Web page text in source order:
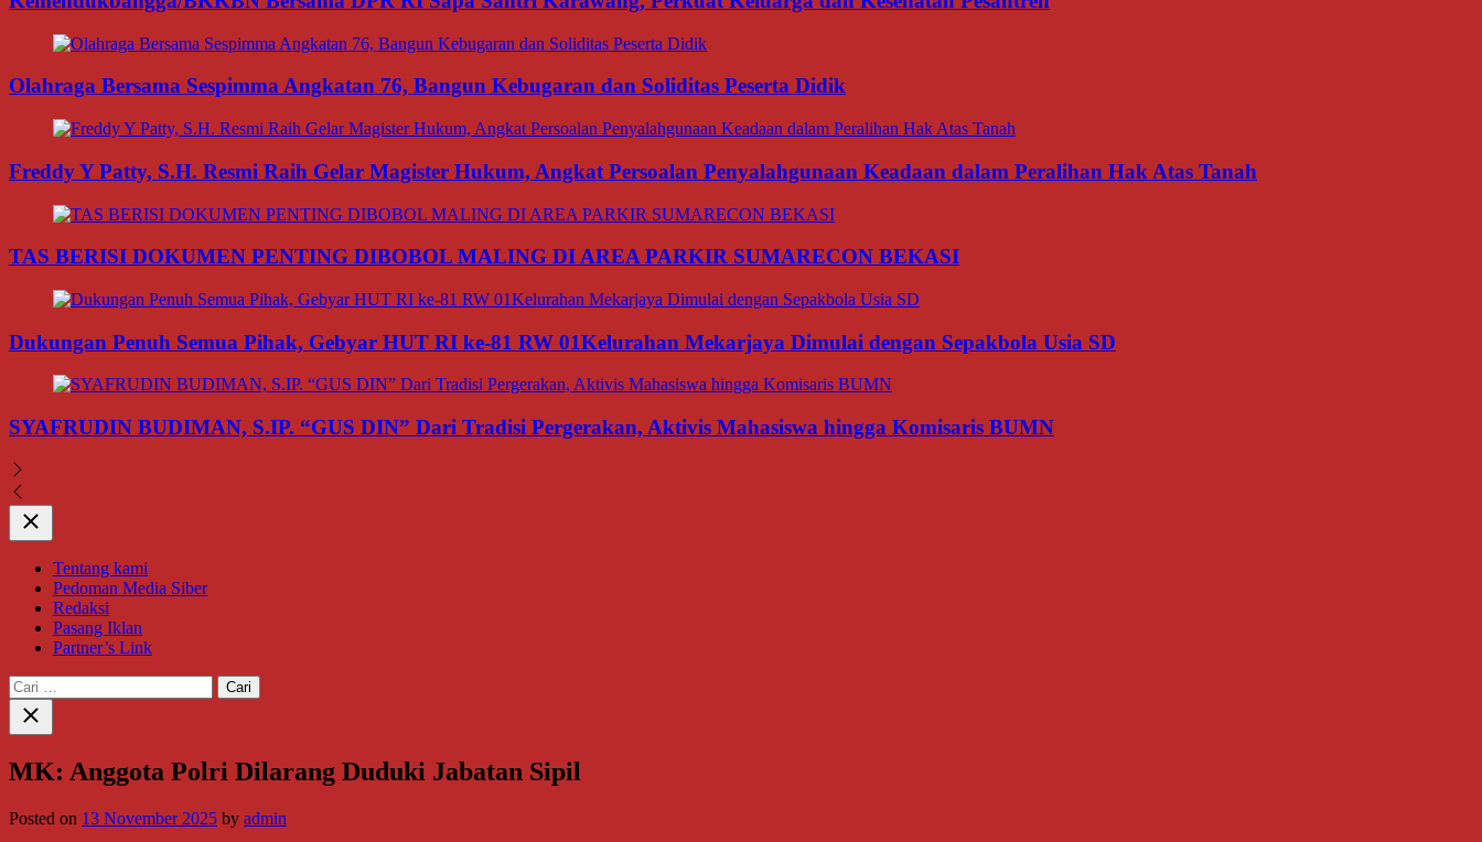
Olahraga Bersama Sespimma Angkatan 76, Bangun Kebugaran dan Soliditas Peserta Didik
Freddy Y Patty, S.H. Resmi Raih Gelar Magister Hukum, Angkat Persoalan Penyalahgunaan Keadaan dalam Peralihan Hak Atas Tanah
TAS BERISI DOKUMEN PENTING DIBOBOL MALING DI AREA PARKIR SUMARECON BEKASI
Dukungan Penuh Semua Pihak, Gebyar HUT RI ke-81 RW 01Kelurahan Mekarjaya Dimulai dengan Sepakbola Usia SD
SYAFRUDIN BUDIMAN, S.IP. “GUS DIN” Dari Tradisi Pergerakan, Aktivis Mahasiswa hingga Komisaris BUMN
Close
Tentang kami
Pedoman Media Siber
Redaksi
Pasang Iklan
Partner’s Link
Cari
untuk:
Close
search
MK: Anggota Polri Dilarang Duduki Jabatan Sipil
Posted on 13 November 2025 by admin